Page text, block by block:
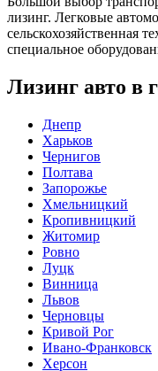
лизинг. Легковые
сельскохозяйственная
специальное
Лизинг авто в
Днепр
Харьков
Чернигов
Полтава
Запорожье
Хмельницкий
Кропивницкий
Житомир
Ровно
Луцк
Винница
Львов
Черновцы
Кривой Рог
Ивано-Франковск
Херсон